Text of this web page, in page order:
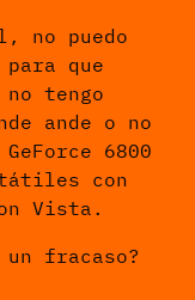
no puedo
que
tengo
ande o no
6800
con
Vista.
fracaso?